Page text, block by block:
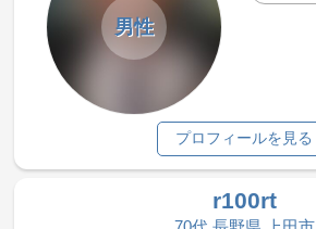
男性
プロフィールを見る
r100rt